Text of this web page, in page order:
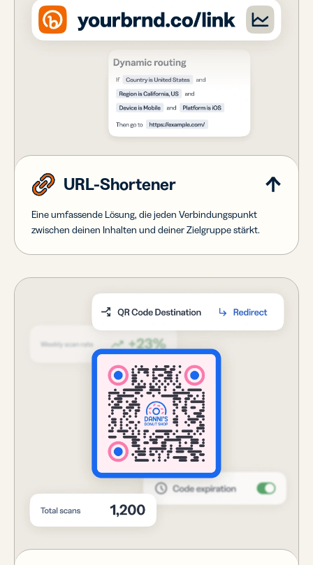
URL-Shortener
Eine umfassende Lösung, die jeden Verbindungspunkt
zwischen deinen Inhalten und deiner Zielgruppe stärkt.